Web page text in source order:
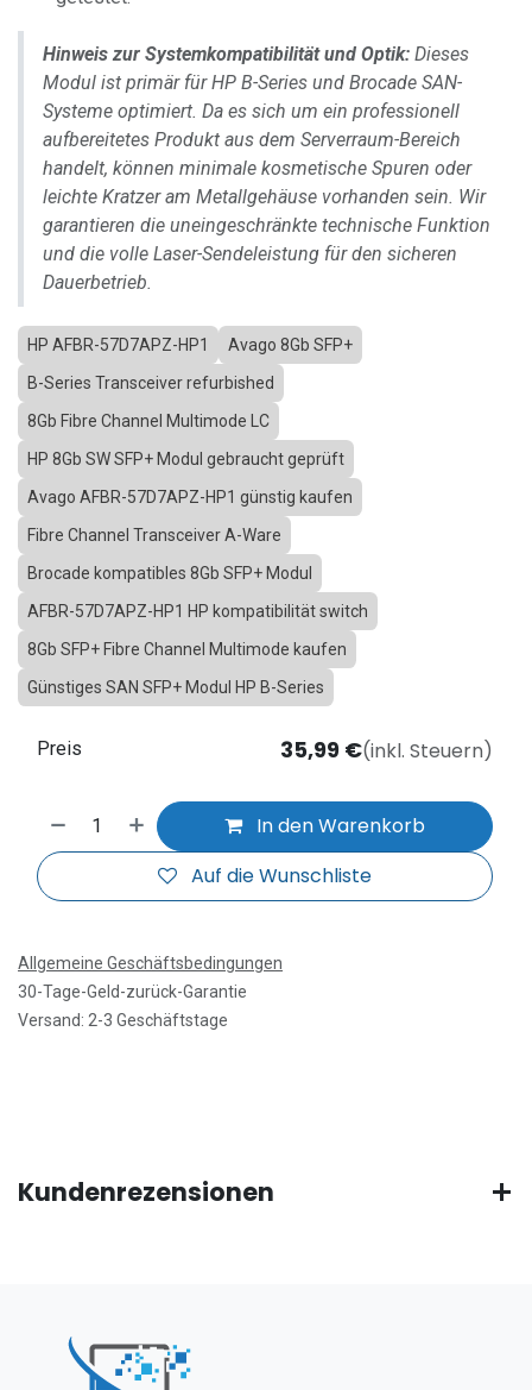
Hinweis zur Systemkompatibilität und Optik: Dieses
Modul ist primär für HP B-Series und Brocade SAN-
Systeme optimiert. Da es sich um ein professionell
aufbereitetes Produkt aus dem Serverraum-Bereich
handelt, können minimale kosmetische Spuren oder
leichte Kratzer am Metallgehäuse vorhanden sein. Wir
garantieren die uneingeschränkte technische Funktion
und die volle Laser-Sendeleistung für den sicheren
Dauerbetrieb.
HP AFBR-57D7APZ-HP1
Avago 8Gb SFP+
B-Series Transceiver refurbished
8Gb Fibre Channel Multimode LC
HP 8Gb SW SFP+ Modul gebraucht geprüft
Avago AFBR-57D7APZ-HP1 günstig kaufen
Fibre Channel Transceiver A-Ware
Brocade kompatibles 8Gb SFP+ Modul
AFBR-57D7APZ-HP1 HP kompatibilität switch
8Gb SFP+ Fibre Channel Multimode kaufen
Günstiges SAN SFP+ Modul HP B-Series
In den Warenkorb
Auf die Wunschliste
Preis 35,99 €(inkl. Steuern)
Allgemeine Geschäftsbedingungen
30-Tage-Geld-zurück-Garantie
Versand: 2-3 Geschäftstage
Kundenrezensionen